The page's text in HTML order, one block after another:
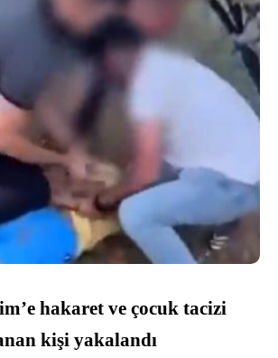
hakaret ve çocuk tacizi
kişi yakalandı